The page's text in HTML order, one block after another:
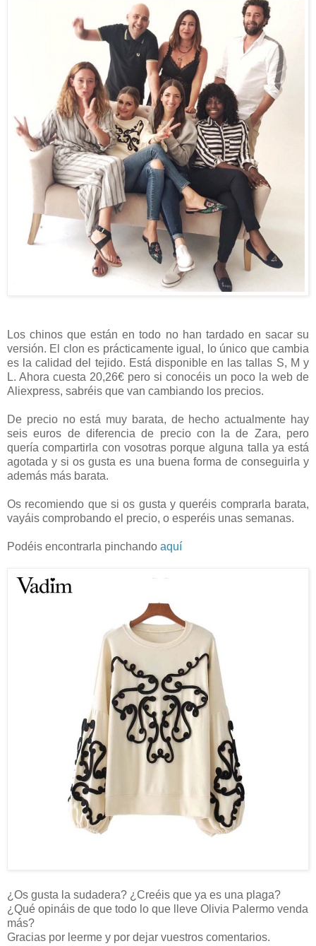
Los chinos que están en todo no han tardado en sacar su
versión. El clon es prácticamente igual, lo único que cambia
es la calidad del tejido. Está disponible en las tallas S, M y
L. Ahora cuesta 20,26€ pero si conocéis un poco la web de
Aliexpress, sabréis que van cambiando los precios.
De precio no está muy barata, de hecho actualmente hay
seis euros de diferencia de precio con la de Zara, pero
quería compartirla con vosotras porque alguna talla ya está
agotada y si os gusta es una buena forma de conseguirla y
además más barata.
Os recomiendo que si os gusta y queréis comprarla barata,
vayáis comprobando el precio, o esperéis unas semanas.
Podéis encontrarla pinchando aquí
¿Os gusta la sudadera? ¿Creéis que ya es una plaga?
¿Qué opináis de que todo lo que lleve Olivia Palermo venda
más?
Gracias por leerme y por dejar vuestros comentarios.